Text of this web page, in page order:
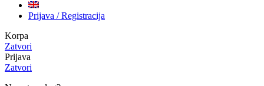
Prijava / Registracija
Korpa
Zatvori
Prijava
Zatvori